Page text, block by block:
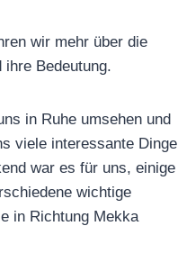
wir mehr über die
Bedeutung.
in Ruhe umsehen und
viele interessante Dinge
war es für uns, einige
wichtige
in Richtung Mekka